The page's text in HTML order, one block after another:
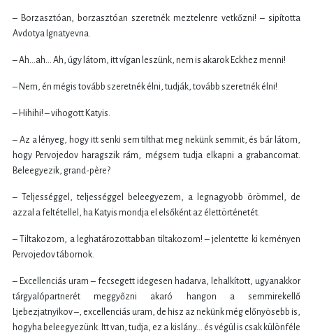
– Borzasztóan, borzasztóan szeretnék meztelenre vetkőzni! – sipította
Avdotya Ignatyevna.
– Ah…ah… Ah, úgy látom, itt vígan leszünk, nem is akarok Eckhez menni!
– Nem, én mégis tovább szeretnék élni, tudják, tovább szeretnék élni!
– Hihihi! – vihogott Katyis.
– Az a lényeg, hogy itt senki sem tilthat meg nekünk semmit, és bár látom,
hogy Pervojedov haragszik rám, mégsem tudja elkapni a grabancomat.
Beleegyezik, grand-père?
– Teljességgel, teljességgel beleegyezem, a legnagyobb örömmel, de
azzal a feltétellel, ha Katyis mondja el elsőként az élettörténetét.
– Tiltakozom, a leghatározottabban tiltakozom! – jelentette ki keményen
Pervojedov tábornok.
– Excellenciás uram – fecsegett idegesen hadarva, lehalkított, ugyanakkor
tárgyalópartnerét meggyőzni akaró hangon a semmirekellő
Ljebezjatnyikov –, excellenciás uram, de hisz az nekünk még előnyösebb is,
hogyha beleegyezünk. Itt van, tudja, ez a kislány… és végül is csak különféle